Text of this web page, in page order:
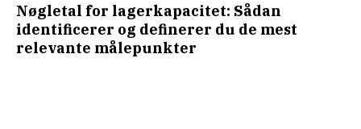
Nøgletal for lagerkapacitet: Sådan
identificerer og definerer du de mest
relevante målepunkter